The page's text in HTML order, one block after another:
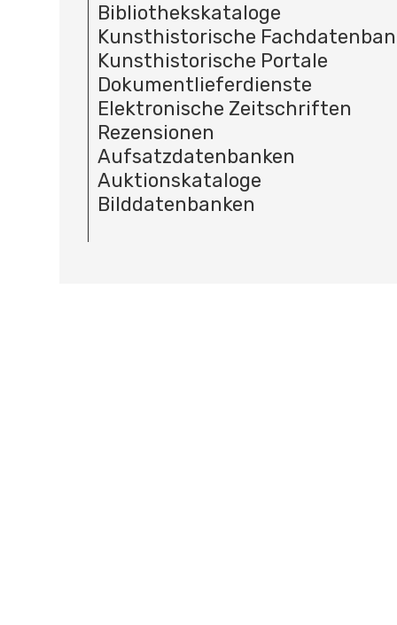
Bibliothekskataloge
Kunsthistorische
Kunsthistorische Portale
Dokumentlieferdienste
Elektronische Zeitschriften
Rezensionen
Aufsatzdatenbanken
Auktionskataloge
Bilddatenbanken